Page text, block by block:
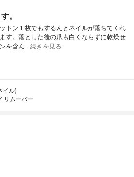
。
トン１枚でもするんとネイルが落ちてくれ
す。落とした後の爪も白くならずに乾燥せ
を含ん…続きを見る
イル)
リムーバー